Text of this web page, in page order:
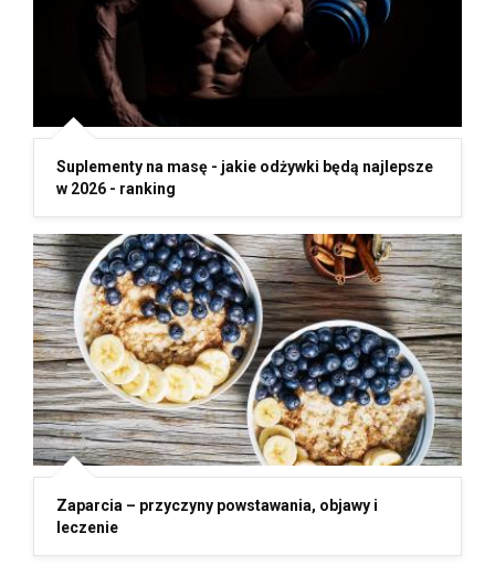
Suplementy na masę - jakie odżywki będą najlepsze
w 2026 - ranking
Zaparcia – przyczyny powstawania, objawy i
leczenie